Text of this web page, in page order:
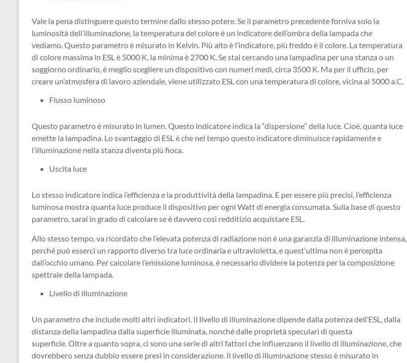
Vale la pena distinguere questo termine dallo stesso potere. Se il parametro precedente forniva solo la
luminosità dell’illuminazione, la temperatura del colore è un indicatore dell’ombra della lampada che
vediamo. Questo parametro è misurato in Kelvin. Più alto è l’indicatore, più freddo è il colore. La temperatura
di colore massima in ESL è 5000 K, la minima è 2700 K. Se stai cercando una lampadina per una stanza o un
soggiorno ordinario, è meglio scegliere un dispositivo con numeri medi, circa 3500 K. Ma per il ufficio, per
creare un’atmosfera di lavoro aziendale, viene utilizzato ESL con una temperatura di colore, vicina al 5000 a.C.
Flusso luminoso
Questo parametro è misurato in lumen. Questo indicatore indica la “dispersione” della luce. Cioè, quanta luce
emette la lampadina. Lo svantaggio di ESL è che nel tempo questo indicatore diminuisce rapidamente e
l’illuminazione nella stanza diventa più fioca.
Uscita luce
Lo stesso indicatore indica l’efficienza e la produttività della lampadina. E per essere più precisi, l’efficienza
luminosa mostra quanta luce produce il dispositivo per ogni Watt di energia consumata. Sulla base di questo
parametro, sarai in grado di calcolare se è davvero così redditizio acquistare ESL.
Allo stesso tempo, va ricordato che l’elevata potenza di radiazione non è una garanzia di illuminazione intensa,
perché può esserci un rapporto diverso tra luce ordinaria e ultravioletta, e quest’ultima non è percepita
dall’occhio umano. Per calcolare l’emissione luminosa, è necessario dividere la potenza per la composizione
spettrale della lampada.
Livello di illuminazione
Un parametro che include molti altri indicatori. Il livello di illuminazione dipende dalla potenza dell’ESL, dalla
distanza della lampadina dalla superficie illuminata, nonché dalle proprietà speculari di questa
superficie. Oltre a quanto sopra, ci sono una serie di altri fattori che influenzano il livello di illuminazione, che
dovrebbero senza dubbio essere presi in considerazione. Il livello di illuminazione stesso è misurato in